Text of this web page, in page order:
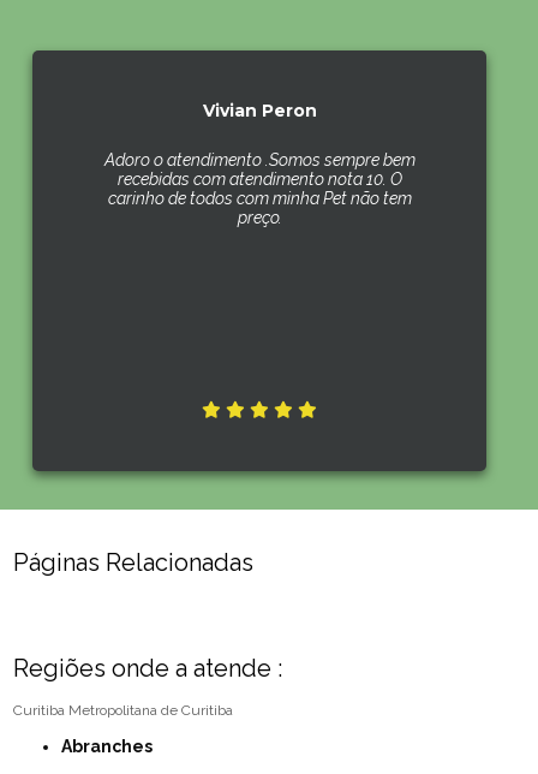
Vivian Peron
Adoro o atendimento .Somos sempre bem
recebidas com atendimento nota 10. O
carinho de todos com minha Pet não tem
preço.
Páginas Relacionadas
Regiões onde a atende :
Curitiba Metropolitana de Curitiba
Abranches